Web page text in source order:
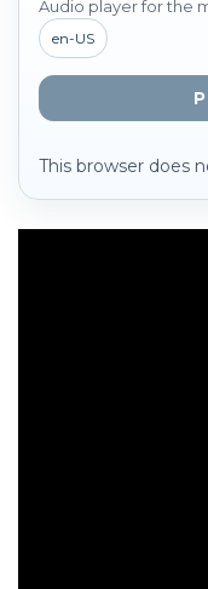
Audio player for the
en-US
This browser does